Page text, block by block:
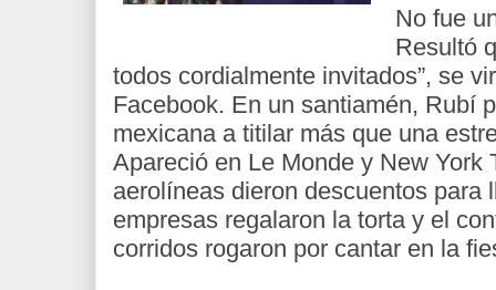
No fue
Resultó
todos cordialmente invitados”, se
Facebook. En un santiamén, Rubí
mexicana a titilar más que una
Apareció en Le Monde y New York
aerolíneas dieron descuentos para
empresas regalaron la torta y el
corridos rogaron por cantar en la